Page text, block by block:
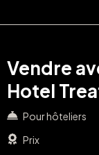
Vendre
Hotel
Pour hôteliers
Prix